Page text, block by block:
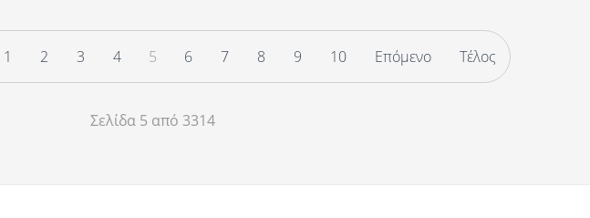
1 2 3 4 5 6 7 8 9 10 Επόμενο Τέλος
Σελίδα 5 από 3314